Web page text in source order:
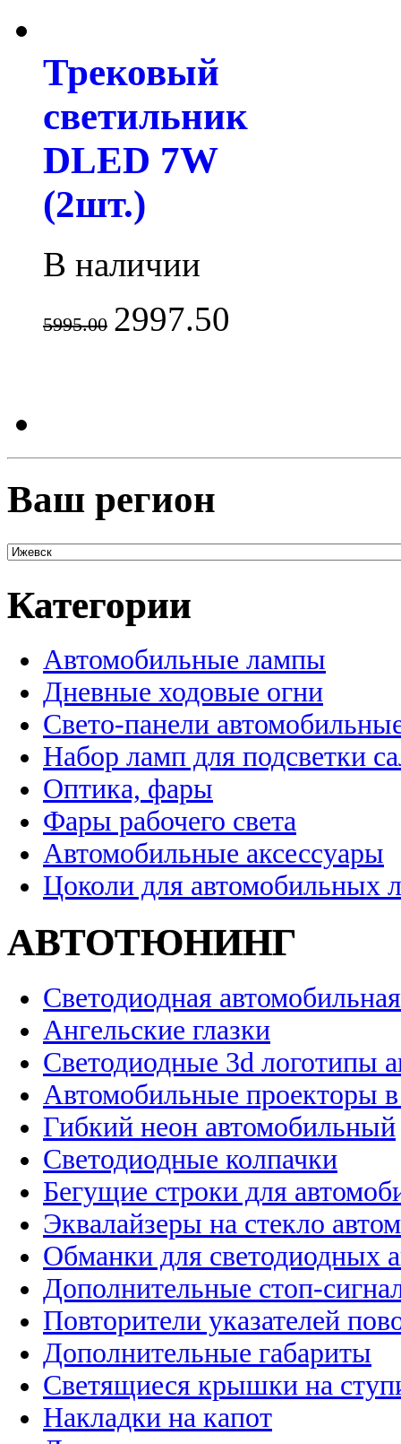
Трековый
светильник
DLED 7W
(2шт.)
В наличии
5995.00 2997.50
Ваш регион
Категории
Автомобильные лампы
Дневные ходовые огни
Свето-панели
Набор ламп для подсветки
Оптика, фары
Фары рабочего света
Автомобильные аксессуары
Цоколи для автомобильных
АВТОТЮНИНГ
Светодиодная
Ангельские глазки
Светодиодные 3d логотипы
Автомобильные проекторы
Гибкий неон автомобильный
Светодиодные колпачки
Бегущие строки для
Эквалайзеры на стекло
Обманки для светодиодных
Дополнительные стоп-
Повторители указателей
Дополнительные габариты
Светящиеся крышки на
Накладки на капот